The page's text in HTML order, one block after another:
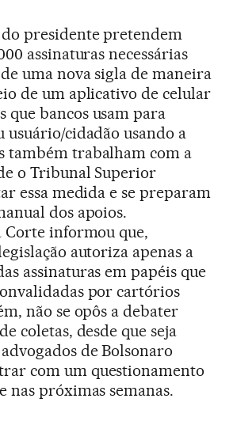
do presidente pretendem
assinaturas necessárias
uma nova sigla de maneira
de um aplicativo de celular
que bancos usam para
usuário/cidadão usando a
também trabalham com a
o Tribunal Superior
essa medida e se preparam
dos apoios.
Corte informou que,
autoriza apenas a
assinaturas em papéis que
por cartórios
não se opôs a debater
coletas, desde que seja
de Bolsonaro
com um questionamento
nas próximas semanas.